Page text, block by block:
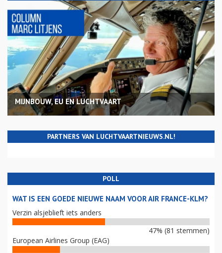
MIJNBOUW, EU EN LUCHTVAART
PARTNERS VAN LUCHTVAARTNIEUWS.NL!
POLL
WAT IS EEN GOEDE NIEUWE NAAM VOOR AIR FRANCE-KLM?
Verzin alsjeblieft iets anders
47% (81 stemmen)
European Airlines Group (EAG)